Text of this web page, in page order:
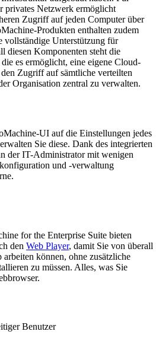
privates Netzwerk ermöglicht
Zugriff auf jeden Computer über
Produkten enthalten zudem
vollständige Unterstützung für
diesen Komponenten steht die
es ermöglicht, eine eigene Cloud-
Zugriff auf sämtliche verteilten
Organisation zentral zu verwalten.
UI auf die Einstellungen jedes
Sie diese. Dank des integrierten
der IT-Administrator mit wenigen
und -verwaltung
for the Enterprise Suite bieten
den Web Player, damit Sie von überall
können, ohne zusätzliche
zu müssen. Alles, was Sie
Benutzer